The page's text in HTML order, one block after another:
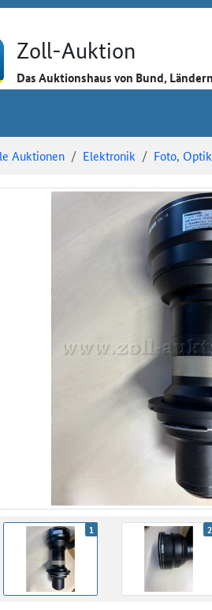
Zoll-Auktion
Das Auktionshaus von Bund,
Auktionen Elektronik Foto,
blättern
1 2